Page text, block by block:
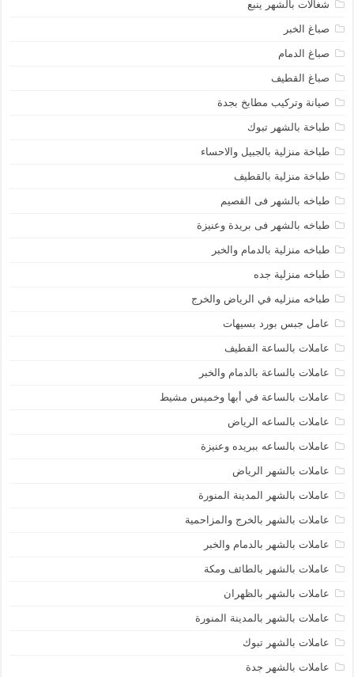
شغالات بالشهر ينبع
صباغ الخبر
صباغ الدمام
صباغ القطيف
صيانة وتركيب مطابخ بجدة
طباخة بالشهر تبوك
طباخة منزلية بالجبيل والاحساء
طباخة منزلية بالقطيف
طباخه بالشهر فى القصيم
طباخه بالشهر فى بريدة وعنيزة
طباخه منزلية بالدمام والخبر
طباخه منزلية جده
طباخه منزليه في الرياض والخرج
عامل جبس بورد بسيهات
عاملات بالساعة القطيف
عاملات بالساعة بالدمام والخبر
عاملات بالساعة في أبها وخميس مشيط
عاملات بالساعه الرياض
عاملات بالساعه ببريده وعنيزة
عاملات بالشهر الرياض
عاملات بالشهر المدينة المنورة
عاملات بالشهر بالخرج والمزاحمية
عاملات بالشهر بالدمام والخبر
عاملات بالشهر بالطائف ومكة
عاملات بالشهر بالظهران
عاملات بالشهر بالمدينة المنورة
عاملات بالشهر تبوك
عاملات بالشهر جدة